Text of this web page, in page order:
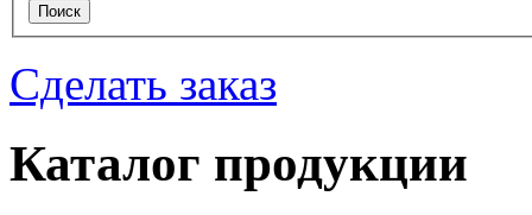
Сделать заказ
Каталог продукции